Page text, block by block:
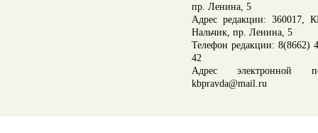
пр. Ленина, 5
Адрес редакции: 360017,
Нальчик, пр. Ленина, 5
Телефон редакции: 8(8662)
42
Адрес электронной
kbpravda@mail.ru